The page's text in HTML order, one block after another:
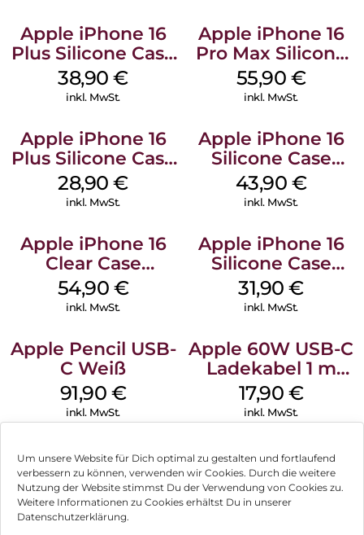
Um unsere Website für Dich optimal zu gestalten und fortlaufend
verbessern zu können, verwenden wir Cookies. Durch die weitere
Nutzung der Website stimmst Du der Verwendung von Cookies zu.
Weitere Informationen zu Cookies erhältst Du in unserer
Datenschutzerklärung.
Apple iPhone 16
Plus Silicone Case
MagSafe Denim
38,90€
inkl. MwSt.
Apple iPhone 16
Pro Max Silicone
Case MagSafe
Stone Gray
55,90 €
inkl. MwSt.
Apple iPhone 16
Plus Silicone Case
MagSafe Black
28,90€
inkl. MwSt.
Apple iPhone 16
Silicone Case
MagSafe Plum
43,90 €
inkl. MwSt.
Apple iPhone 16
Clear Case
MagSafe
Transparent
54,90 €
inkl. MwSt.
Apple iPhone 16
Silicone Case
MagSafe Fuchsia
31,90€
inkl. MwSt.
Apple Pencil USB-
C Weiß
91,90 €
inkl. MwSt.
Apple 60W USB-C
Ladekabel 1 m
Weiß
17,90 €
inkl. MwSt.
Impressum